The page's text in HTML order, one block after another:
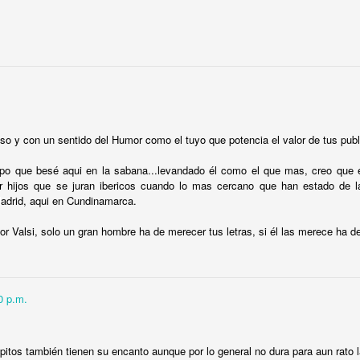
y con un sentido del Humor como el tuyo que potencia el valor de tus
que besé aqui en la sabana...levandado él como el que mas, creo
hijos que se juran ibericos cuando lo mas cercano que han estado de
aqui en Cundinamarca.
Valsi, solo un gran hombre ha de merecer tus letras, si él las merece ha
p.m.
también tienen su encanto aunque por lo general no dura para aun rato
clóset cantando
desde la distancia, él empezó el camino a
por quién sabe cuánto tiempo más, lo siguiente que vimos nos
de la tarde. No habíamos abierto la primera lata de tónica
de la mudanza al frente de la casa. Short North, el barrio
Entonces Grace salió de la casa y lo abrazó y lo besó
le sale el muy colombiano “pagale pieza”. Nunca una
había ofendido tanto: nos sacó de la truculenta historia que
casados, cargaron el camión juntos mientras sus
ir al cine y tomarnos los cocteles en un bar. Si algo nos quedó